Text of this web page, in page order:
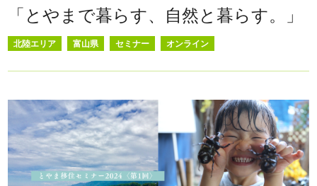
「とやまで暮らす、自然と暮らす。」
北陸エリア 富山県 セミナー オンライン